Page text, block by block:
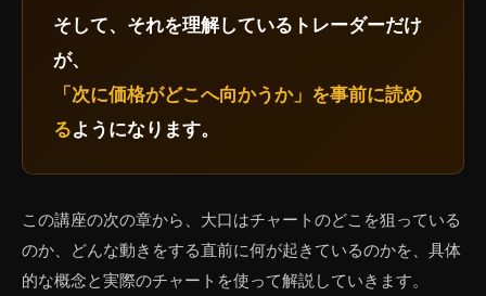
そして、それを理解しているトレーダーだけ
が、
「次に価格がどこへ向かうか」を事前に読め
るようになります。
この講座の次の章から、大口はチャートのどこを狙っている
のか、どんな動きをする直前に何が起きているのかを、具体
的な概念と実際のチャートを使って解説していきます。